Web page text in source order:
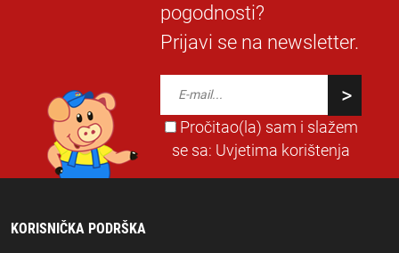
pogodnosti?
Prijavi se na newsletter.
Pročitao(la) sam i slažem
se sa: Uvjetima korištenja
KORISNIČKA PODRŠKA